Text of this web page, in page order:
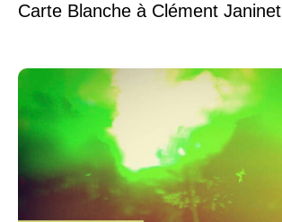
Carte Blanche à Clément Janinet